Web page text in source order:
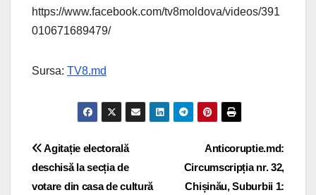
https://www.facebook.com/tv8moldova/videos/391
010671689479/
Sursa: TV8.md
Navigare
în
Anticoruptie.md:
Circumscripția nr. 32,
Chișinău, Suburbii 1:
Agitație electorală
deschisă la secția de
votare din casa de cultură